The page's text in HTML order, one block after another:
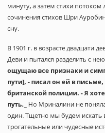
минуту, а затем стихи потоком
сочинения стихов Шри
сну.
В 1901 г. в возрасте двадцати
Деви и пытался разделить с
ощущаю все признаки и
пути], - писал он ей в
британской полиции. - Я
путь. _ Но Мриналини не
один. Тщетно мы будем
трогательные или чудесные